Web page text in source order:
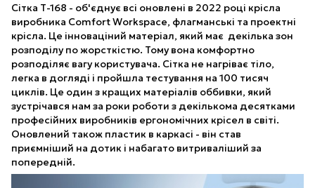
Сітка Т-168 - об'єднує всі оновлені в 2022 році крісла
виробника Comfort Workspace, флагманські та проектні
крісла. Це інноваціний матеріал, який має декілька зон
розподілу по жорсткістю. Тому вона комфортно
розподіляє вагу користувача. Сітка не нагріває тіло,
легка в догляді і пройшла тестування на 100 тисяч
циклів. Це один з кращих матеріалів оббивки, який
зустрічався нам за роки роботи з декількома десятками
професійних виробників ергономічних крісел в світі.
Оновлений також пластик в каркасі - він став
приємніший на дотик і набагато витриваліший за
попередній.